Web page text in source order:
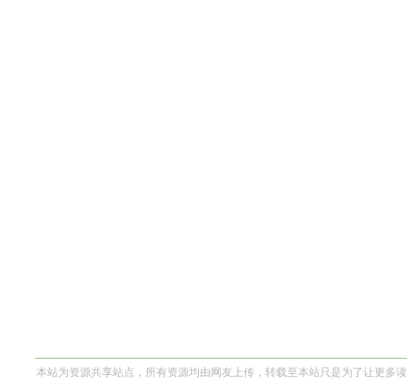
本站为资源共享站点，所有资源均由网友上传，转载至本站只是为了让更多